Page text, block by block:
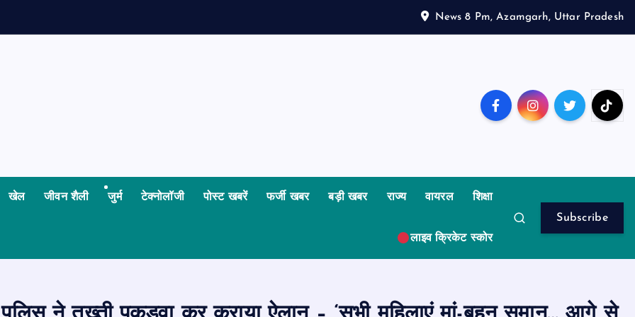
News 8 Pm, Azamgarh, Uttar Pradesh
खेल जीवन शैली जुर्म टेक्नोलॉजी पोस्ट खबरें फर्जी खबर बड़ी खबर राज्य वायरल शिक्षा
लाइव क्रिकेट स्कोर
Subscribe